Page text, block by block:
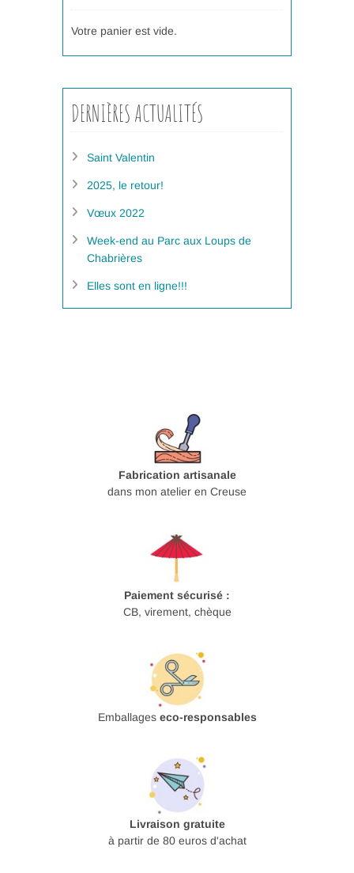
Votre panier est vide.
DERNIÈRES ACTUALITÉS
Saint Valentin
2025, le retour!
Vœux 2022
Week-end au Parc aux Loups de
Chabrières
Elles sont en ligne!!!
Fabrication artisanale
dans mon atelier en Creuse
Paiement sécurisé :
CB, virement, chèque
Emballages eco-responsables
Livraison gratuite
à partir de 80 euros d'achat